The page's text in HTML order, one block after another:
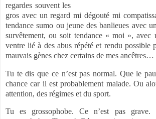
regardes souvent les
gros avec un regard mi dégouté mi
tendance sumo ou jeune des banlieues avec
survêtement, ou soit tendance « moi », avec
ventre lié à des abus répété et rendu possible
mauvais gènes chez certains de mes ancêtres…
Tu te dis que ce n’est pas normal. Que le
chance car il est probablement malade. Ou
attention, des régimes et du sport.
Tu es grossophobe. Ce n’est pas grave.